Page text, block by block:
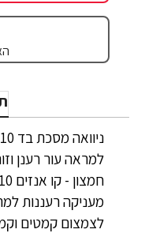
לצמצום קמטים